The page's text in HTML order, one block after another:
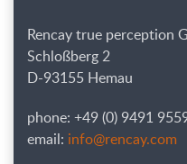
Rencay true perception
Schloßberg 2
D-93155 Hemau
phone: +49 (0) 9491
email: info@rencay.com